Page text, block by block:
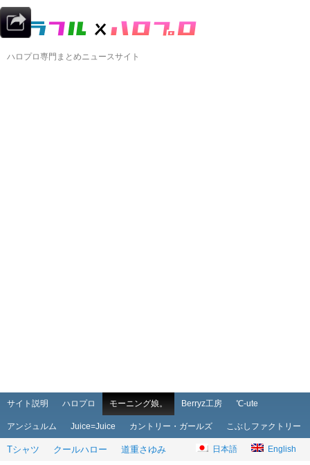
ハロプロ専門まとめニュースサイト
メインメニュー
メインコンテンツへ移動
サブコンテンツへ移動
サイト説明 ハロプロ モーニング娘。 Berryz工房 ℃-ute
アンジュルム Juice=Juice カントリー・ガールズ こぶしファクトリー
Tシャツ クールハロー 道重さゆみ 日本語 English